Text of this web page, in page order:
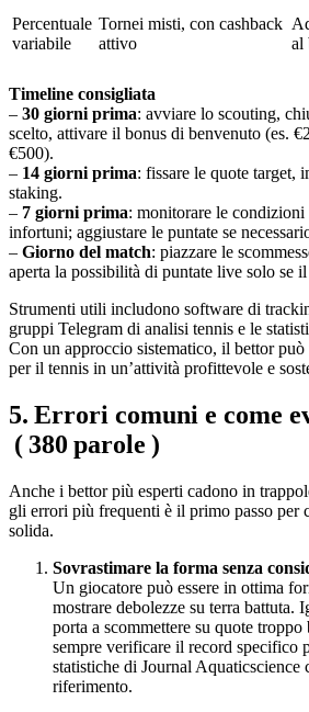
Percentuale
variabile
Tornei misti, con cashback
attivo
al
Timeline consigliata
– 30 giorni prima: avviare lo scouting,
scelto, attivare il bonus di benvenuto (es.
€500).
– 14 giorni prima: fissare le quote target,
staking.
– 7 giorni prima: monitorare le
infortuni; aggiustare le puntate se
– Giorno del match: piazzare le
aperta la possibilità di puntate live solo se
Strumenti utili includono software di
gruppi Telegram di analisi tennis e le
Con un approccio sistematico, il bettor può
per il tennis in un’attività profittevole e
5. Errori comuni e come
( 380 parole )
Anche i bettor più esperti cadono in
gli errori più frequenti è il primo passo per
solida.
Sovrastimare la forma senza
Un giocatore può essere in ottima
mostrare debolezze su terra battuta.
porta a scommettere su quote troppo
sempre verificare il record specifico
statistiche di Journal Aquaticscience
riferimento.